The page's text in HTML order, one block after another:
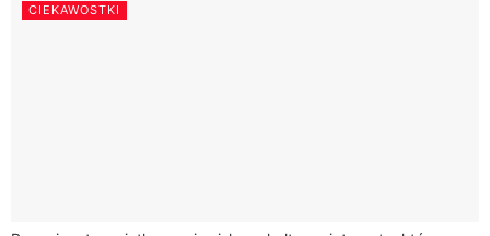
CIEKAWOSTKI